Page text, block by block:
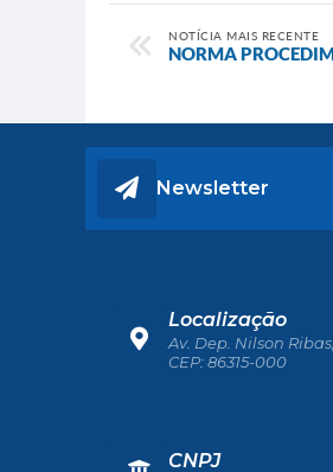
NOTÍCIA MAIS RECENTE
NORMA
Newsletter
Localização
Av. Dep. Nilson
CEP: 86315-000
CNPJ